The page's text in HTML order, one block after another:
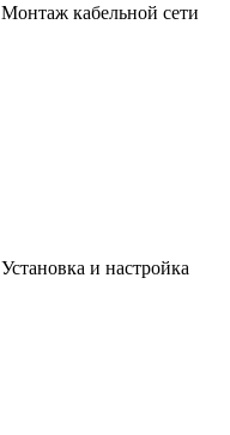
Монтаж кабельной сети
Установка и настройка